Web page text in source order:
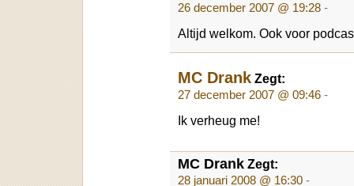
26 december 2007 @ 19:28 -
Altijd welkom. Ook voor
MC Drank Zegt:
27 december 2007 @ 09:46 -
Ik verheug me!
MC Drank Zegt:
28 januari 2008 @ 16:30 -